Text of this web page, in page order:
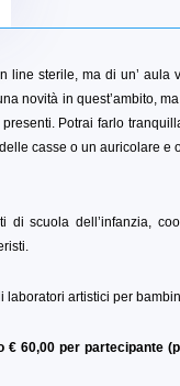
line sterile, ma di un’ aula
novità in quest’ambito,
Potrai farlo
casse o un auricolare e
scuola dell’infanzia,
laboratori artistici per
€ 60,00 per partecipante